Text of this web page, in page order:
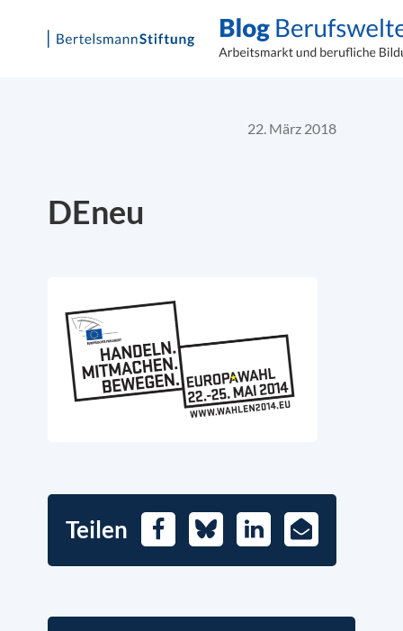
22. März 2018
DEneu
Teilen FacebookBlueskyLinkedIn
E-
Mail